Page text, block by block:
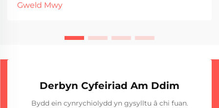
weild. O fewn y technolegau sydd ar gael, Straight
Gweld Mwy
Derbyn Cyfeiriad Am Ddim
Bydd ein cynrychiolydd yn gysylltu â chi fuan.